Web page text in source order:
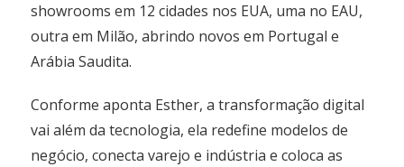
showrooms em 12 cidades nos EUA, uma no EAU,
outra em Milão, abrindo novos em Portugal e
Arábia Saudita.
Conforme aponta Esther, a transformação digital
vai além da tecnologia, ela redefine modelos de
negócio, conecta varejo e indústria e coloca as